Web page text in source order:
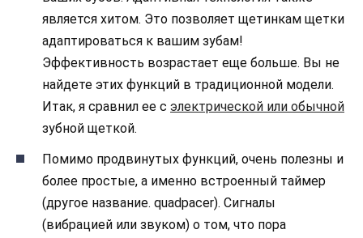
является хитом. Это позволяет щетинкам щетки
адаптироваться к вашим зубам!
Эффективность возрастает еще больше. Вы не
найдете этих функций в традиционной модели.
Итак, я сравнил ее с электрической или обычной
зубной щеткой.
Помимо продвинутых функций, очень полезны и
более простые, а именно встроенный таймер
(другое название. quadpacer). Сигналы
(вибрацией или звуком) о том, что пора